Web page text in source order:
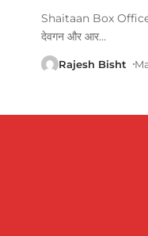
Shaitaan Box
देवगन और आर…
Rajesh Bisht